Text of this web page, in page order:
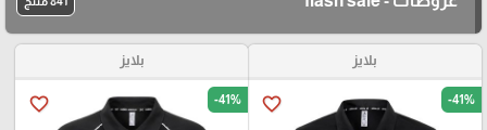
بلايز
favorite_border -41%
بلايز
favorite_border -41%